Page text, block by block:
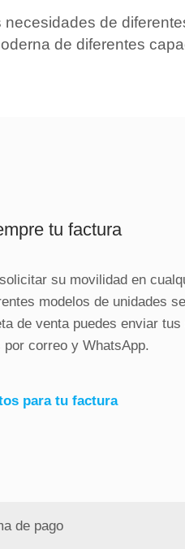
de
de diferentes
tu factura
su movilidad en
modelos de unidades
de venta puedes enviar
por correo y WhatsApp.
para tu factura
de pago